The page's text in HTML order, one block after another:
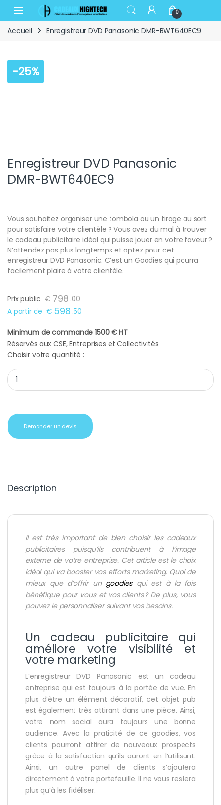
Skip to navigation
Skip to content
Open 0
Accueil Enregistreur DVD Panasonic DMR-BWT640EC9
-25%
Enregistreur DVD Panasonic
DMR-BWT640EC9
Vous souhaitez organiser une tombola ou un tirage au sort
pour satisfaire votre clientèle ? Vous avez du mal à trouver
le cadeau publicitaire idéal qui puisse jouer en votre faveur ?
N’attendez pas plus longtemps et optez pour cet
enregistreur DVD Panasonic. C’est un Goodies qui pourra
facilement plaire à votre clientèle.
Prix public €798.00
A partir de € 598 .50
Minimum de commande 1500 € HT
Réservés aux CSE, Entreprises et Collectivités
Choisir votre quantité :
Enregistreur DVD Panasonic DMR-BWT640EC9 quantity
Demander un devis
Description
Il est très important de bien choisir les cadeaux
publicitaires puisqu’ils contribuent à l’image
externe de votre entreprise. Cet article est le choix
idéal qui va booster vos efforts marketing. Quoi de
mieux que d’offrir un goodiesqui est à la fois
bénéfique pour vous et vos clients ? De plus, vous
pouvez le personnaliser suivant vos besoins.
Un cadeau publicitaire qui
améliore votre visibilité et
votre marketing
L’enregistreur DVD Panasonic est un cadeau
entreprise qui est toujours à la portée de vue. En
plus d’être un élément décoratif, cet objet pub
est également très attirant dans une pièce. Ainsi,
votre nom social aura toujours une bonne
audience. Avec la praticité de ce goodies, vos
clients pourront attirer de nouveaux prospects
grâce à la satisfaction qu’ils auront en l’utilisant.
Ainsi, un autre panel de clients s’ajoutera
directement à votre portefeuille. Il ne vous restera
plus qu’à les fidéliser.